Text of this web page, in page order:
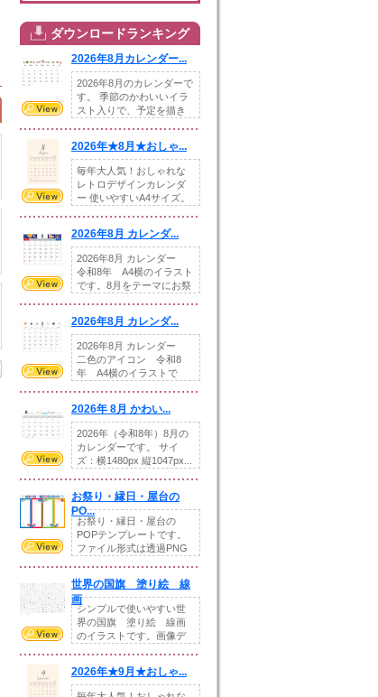
ダウンロードランキング
2026年8月カレンダー...
2026年8月のカレンダーで
す。 季節のかわいいイラ
スト入りで、予定を描き
2026年★8月★おしゃ...
毎年大人気！おしゃれな
レトロデザインカレンダ
ー 使いやすいA4サイズ。
2026年8月 カレンダ...
2026年8月 カレンダー
令和8年 A4横のイラスト
です。8月をテーマにお祭
2026年8月 カレンダ...
2026年8月 カレンダー
二色のアイコン 令和8
年 A4横のイラストで
2026年 8月 かわい...
2026年（令和8年）8月の
カレンダーです。 サイ
ズ：横1480px 縦1047px...
お祭り・縁日・屋台の
PO...
お祭り・縁日・屋台の
POPテンプレートです。
ファイル形式は透過PNG
世界の国旗 塗り絵 線
画
シンプルで使いやすい世
界の国旗 塗り絵 線画
のイラストです。画像デ
2026年★9月★おしゃ...